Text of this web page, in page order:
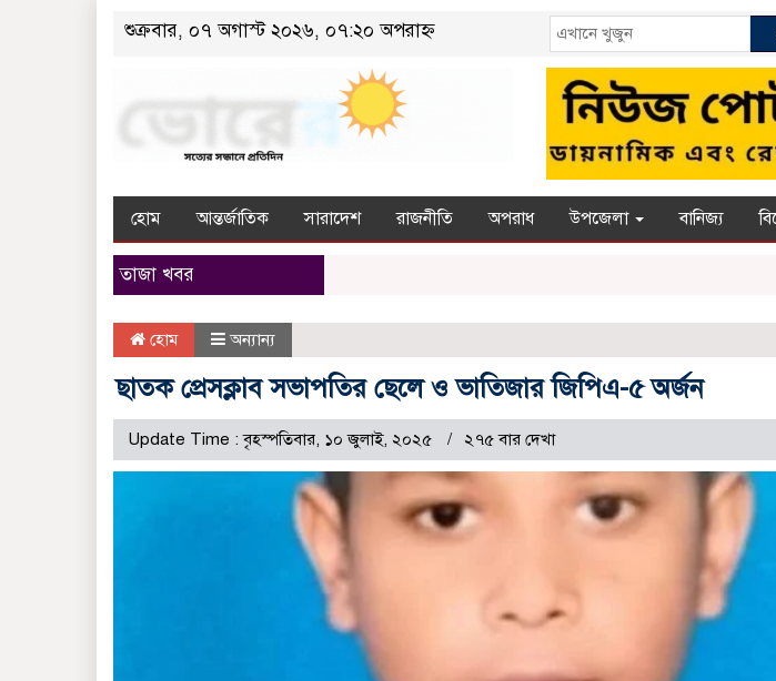
শুক্রবার, ০৭ অগাস্ট ২০২৬, ০৭:২০ অপরাহ্ন
হোম আন্তর্জাতিক সারাদেশ রাজনীতি অপরাধ উপজেলা বানিজ্য
তাজা খবর
হোম অন্যান্য
ছাতক প্রেসক্লাব সভাপতির ছেলে ও ভাতিজার জিপিএ-৫ অর্জন
Update Time : বৃহস্পতিবার, ১০ জুলাই, ২০২৫ ২৭৫ বার দেখা